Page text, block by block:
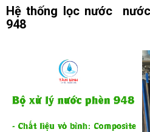
Hệ thống lọc nước
948